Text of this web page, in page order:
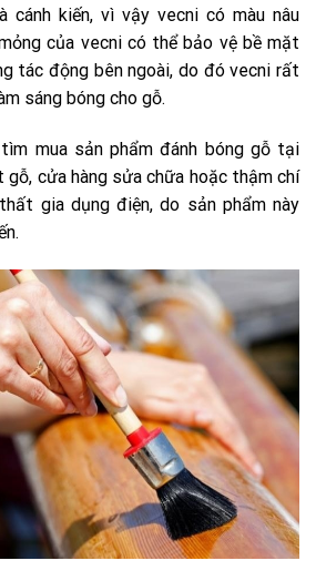
cánh kiến, vì vậy vecni có màu nâu
của vecni có thể bảo vệ bề mặt
tác động bên ngoài, do đó vecni rất
sáng bóng cho gỗ.
mua sản phẩm đánh bóng gỗ tại
gỗ, cửa hàng sửa chữa hoặc thậm chí
gia dụng điện, do sản phẩm này